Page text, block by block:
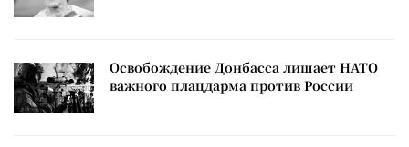
Освобождение Донбасса лишает НАТО
важного плацдарма против России